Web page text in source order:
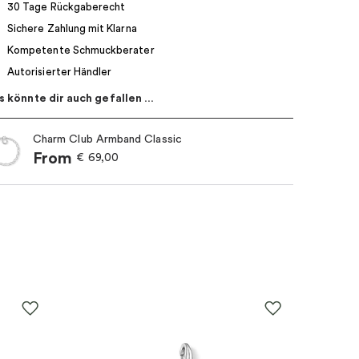
30 Tage Rückgaberecht
Sichere Zahlung mit Klarna
Kompetente Schmuckberater
Autorisierter Händler
könnte dir auch gefallen …
Charm Club Armband Classic
From € 69,00